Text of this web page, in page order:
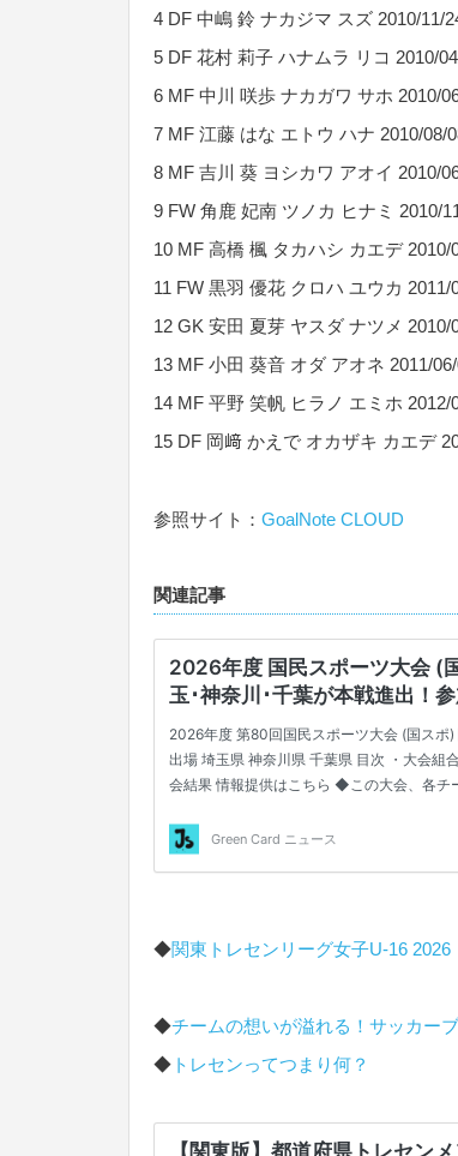
4 DF 中嶋 鈴 ナカジマ スズ 2010/11/
5 DF 花村 莉子 ハナムラ リコ 2010/
6 MF 中川 咲歩 ナカガワ サホ 2010/
7 MF 江藤 はな エトウ ハナ 2010/08/
8 MF 吉川 葵 ヨシカワ アオイ 2010/
9 FW 角鹿 妃南 ツノカ ヒナミ 2010/
10 MF 高橋 楓 タカハシ カエデ 2010/
11 FW 黒羽 優花 クロハ ユウカ 2011/
12 GK 安田 夏芽 ヤスダ ナツメ 2010/
13 MF 小田 葵音 オダ アオネ 2011/
14 MF 平野 笑帆 ヒラノ エミホ 2012/
15 DF 岡﨑 かえで オカザキ カエデ
参照サイト： GoalNote CLOUD
関連記事
◆関東トレセンリーグ女子U-16 2026
◆チームの想いが溢れる！サッカー
◆ トレセンってつまり何？